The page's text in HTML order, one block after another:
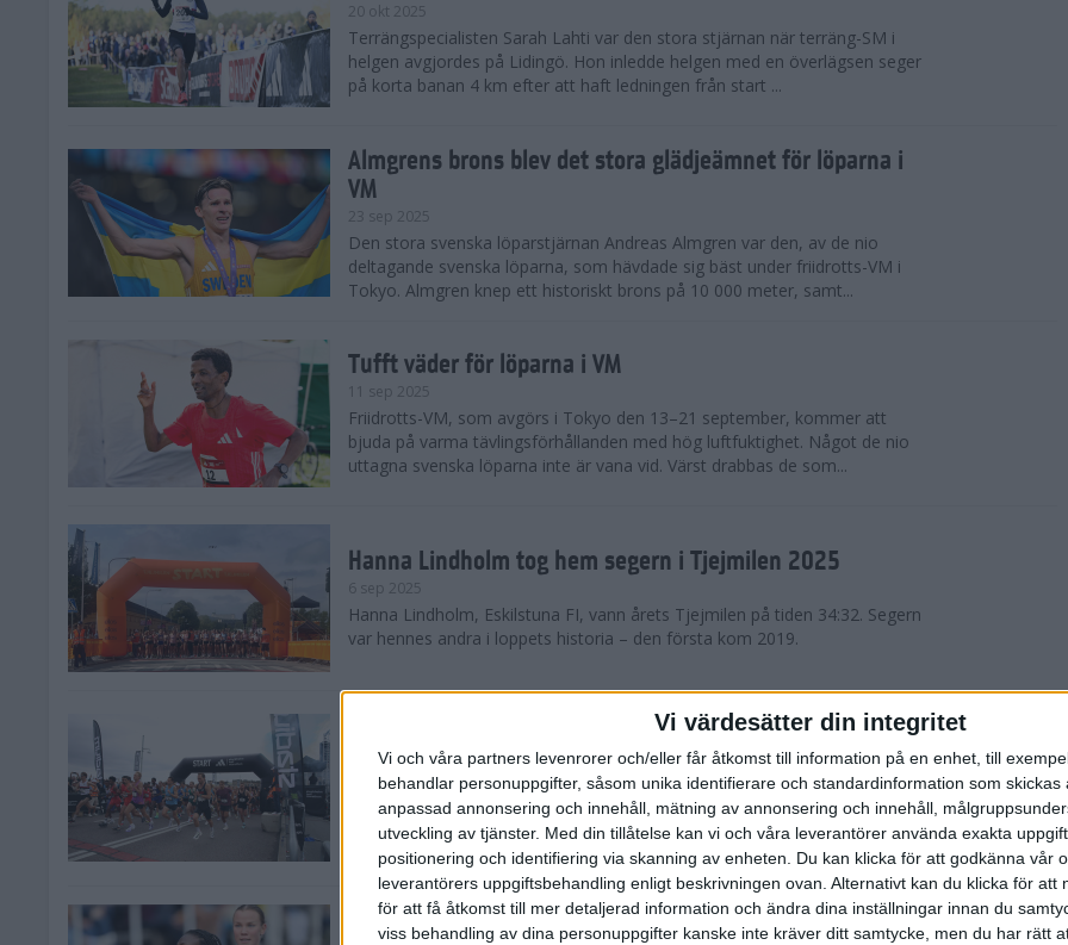
Vi värdesätter din integritet
Vi och våra partners levenrorer och/eller får åtkomst till information på en enhet, till
behandlar personuppgifter, såsom unika identifierare och standardinformation som skickas
anpassad annonsering och innehåll, mätning av annonsering och innehåll,
utveckling av tjänster. Med din tillåtelse kan vi och våra leverantörer använda exakta
positionering och identifiering via skanning av enheten. Du kan klicka för att godkänna vår
leverantörers uppgiftsbehandling enligt beskrivningen ovan. Alternativt kan du klicka för att
för att få åtkomst till mer detaljerad information och ändra dina inställningar innan du
viss behandling av dina personuppgifter kanske inte kräver ditt samtycke, men du har rätt
20 okt 2025
Terrängspecialisten Sarah Lahti var den stora stjärnan när terräng-SM i
helgen avgjordes på Lidingö. Hon inledde helgen med en överlägsen seger
på korta banan 4 km efter att haft ledningen från start ...
Almgrens brons blev det stora glädjeämnet för löparna i
VM
23 sep 2025
Den stora svenska löparstjärnan Andreas Almgren var den, av de nio
deltagande svenska löparna, som hävdade sig bäst under friidrotts-VM i
Tokyo. Almgren knep ett historiskt brons på 10 000 meter, samt...
Tufft väder för löparna i VM
11 sep 2025
Friidrotts-VM, som avgörs i Tokyo den 13–21 september, kommer att
bjuda på varma tävlingsförhållanden med hög luftfuktighet. Något de nio
uttagna svenska löparna inte är vana vid. Värst drabbas de som...
Hanna Lindholm tog hem segern i Tjejmilen 2025
6 sep 2025
Hanna Lindholm, Eskilstuna FI, vann årets Tjejmilen på tiden 34:32. Segern
var hennes andra i loppets historia – den första kom 2019.
Snabbaste segertiden på 12 år i rekordstort adidas
Stockholm Halvmaraton
30 aug 2025
Ett slutsålt och rekordstort adidas Stockholm Halvmaraton avgjordes i
nästintill perfekt löparväder. 18 grader, mulet och väldigt lite vind. Totalt
var 19,866 löpare anmälda, varav 15,807 kom till sta...
Löparna viktiga när Sverige vann Finnkampen